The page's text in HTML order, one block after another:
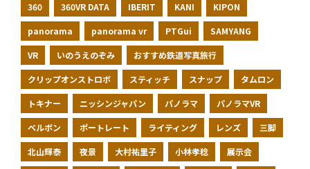
360 360VR DATA IBERIT KANI KIPON
panorama panorama vr PTGui SAMYANG
VR いのうえのぞみ おすすめ鉄道写真旅行
クリップオンストロボ スティッチ スナップ タムロン
トキナー ニッシンジャパン パノラマ パノラマVR
ベルボン ポートレート ライティング レンズ 三脚
北山輝泰 夜景 大村祐里子 小林孝稔 展示会